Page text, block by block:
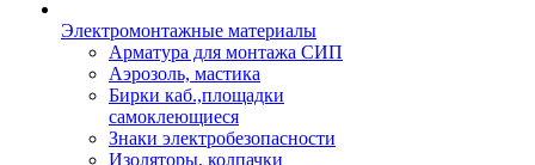
Электромонтажные материалы
Арматура для монтажа СИП
Аэрозоль, мастика
Бирки каб.,площадки
самоклеющиеся
Знаки электробезопасности
Изоляторы, колпачки